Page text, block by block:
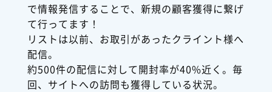
で情報発信することで、新規の顧客獲得に繋げ
て行ってます！
リストは以前、お取引があったクライント様へ
配信。
約500件の配信に対して開封率が40%近く。毎
回、サイトへの訪問も獲得している状況。